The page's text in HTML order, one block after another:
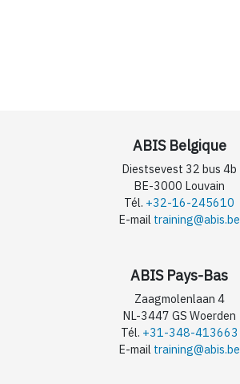
ABIS Belgique
Diestsevest 32 bus 4b
BE-3000 Louvain
Tél. +32-16-245610
E-mail training@abis.be
ABIS Pays-Bas
Zaagmolenlaan 4
NL-3447 GS Woerden
Tél. +31-348-413663
E-mail training@abis.be